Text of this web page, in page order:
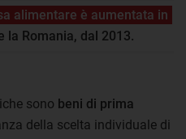
alimentare è aumentata in
la Romania, dal 2013.
sono beni di prima
della scelta individuale di